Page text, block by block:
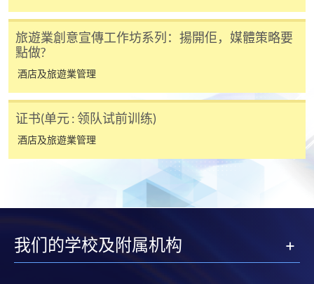
凡以「先到先得」為取錄方式的課程，請填妥
SF26報名表，親往報名中心或以郵遞方式連同學
[下載報名表SF26]
申請學歷頒授及專業課程可能需要其他資料，報名
表格後，請連同報名費/學費以及所需證明文件親
往報名中心或以郵遞方式遞交。
報讀同一學歷頒授課程內其他單元
旅遊業創意宣傳工作坊系列：揚開佢，媒體策略要
點做?
酒店及旅遊業管理
证书(单元 : 领队试前训练)
酒店及旅遊業管理
我们的学校及附属机构